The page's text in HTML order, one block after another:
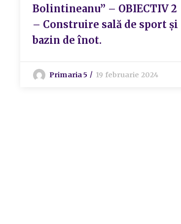
Bolintineanu” – OBIECTIV 2
– Construire sală de sport și
bazin de înot.
Primaria 5 19 februarie 2024